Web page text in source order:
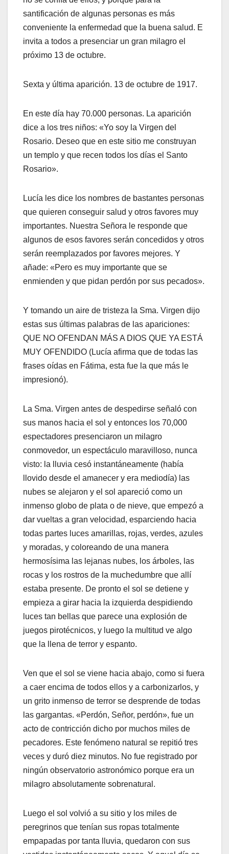
santificación de algunas personas es más
conveniente la enfermedad que la buena salud. E
invita a todos a presenciar un gran milagro el
próximo 13 de octubre.
Sexta y última aparición. 13 de octubre de 1917.
En este día hay 70.000 personas. La aparición
dice a los tres niños: «Yo soy la Virgen del
Rosario. Deseo que en este sitio me construyan
un templo y que recen todos los días el Santo
Rosario».
Lucía les dice los nombres de bastantes personas
que quieren conseguir salud y otros favores muy
importantes. Nuestra Señora le responde que
algunos de esos favores serán concedidos y otros
serán reemplazados por favores mejores. Y
añade: «Pero es muy importante que se
enmienden y que pidan perdón por sus pecados».
Y tomando un aire de tristeza la Sma. Virgen dijo
estas sus últimas palabras de las apariciones:
QUE NO OFENDAN MÁS A DIOS QUE YA ESTÁ
MUY OFENDIDO (Lucía afirma que de todas las
frases oídas en Fátima, esta fue la que más le
impresionó).
La Sma. Virgen antes de despedirse señaló con
sus manos hacia el sol y entonces los 70,000
espectadores presenciaron un milagro
conmovedor, un espectáculo maravilloso, nunca
visto: la lluvia cesó instantáneamente (había
llovido desde el amanecer y era mediodía) las
nubes se alejaron y el sol apareció como un
inmenso globo de plata o de nieve, que empezó a
dar vueltas a gran velocidad, esparciendo hacia
todas partes luces amarillas, rojas, verdes, azules
y moradas, y coloreando de una manera
hermosísima las lejanas nubes, los árboles, las
rocas y los rostros de la muchedumbre que allí
estaba presente. De pronto el sol se detiene y
empieza a girar hacia la izquierda despidiendo
luces tan bellas que parece una explosión de
juegos pirotécnicos, y luego la multitud ve algo
que la llena de terror y espanto.
Ven que el sol se viene hacia abajo, como si fuera
a caer encima de todos ellos y a carbonizarlos, y
un grito inmenso de terror se desprende de todas
las gargantas. «Perdón, Señor, perdón», fue un
acto de contricción dicho por muchos miles de
pecadores. Este fenómeno natural se repitió tres
veces y duró diez minutos. No fue registrado por
ningún observatorio astronómico porque era un
milagro absolutamente sobrenatural.
Luego el sol volvió a su sitio y los miles de
peregrinos que tenían sus ropas totalmente
empapadas por tanta lluvia, quedaron con sus